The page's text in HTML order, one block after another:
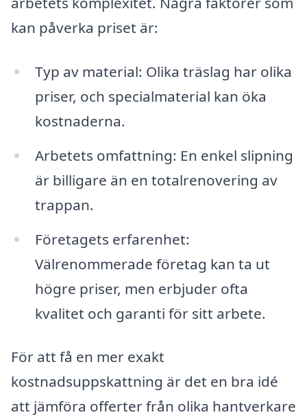
kan påverka priset är:
Typ av material: Olika träslag har olika
priser, och specialmaterial kan öka
kostnaderna.
Arbetets omfattning: En enkel slipning
är billigare än en totalrenovering av
trappan.
Företagets erfarenhet:
Välrenommerade företag kan ta ut
högre priser, men erbjuder ofta
kvalitet och garanti för sitt arbete.
För att få en mer exakt
kostnadsuppskattning är det en bra idé
att jämföra offerter från olika hantverkare